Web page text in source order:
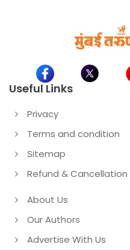
Useful Links
Privacy
Terms and condition
Sitemap
Refund & Cancellation
About Us
Our Authors
Advertise With Us